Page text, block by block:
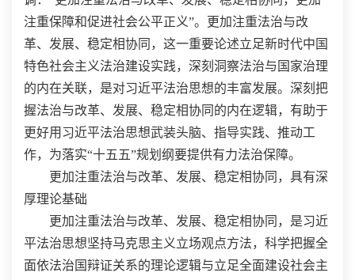
注重保障和促进社会公平正义”。更加注重法治与改
革、发展、稳定相协同，这一重要论述立足新时代中国
特色社会主义法治建设实践，深刻洞察法治与国家治理
的内在关联，是对习近平法治思想的丰富发展。深刻把
握法治与改革、发展、稳定相协同的内在逻辑，有助于
更好用习近平法治思想武装头脑、指导实践、推动工
作，为落实“十五五”规划纲要提供有力法治保障。
更加注重法治与改革、发展、稳定相协同，具有深
厚理论基础
更加注重法治与改革、发展、稳定相协同，是习近
平法治思想坚持马克思主义立场观点方法，科学把握全
面依法治国辩证关系的理论逻辑与立足全面建设社会主